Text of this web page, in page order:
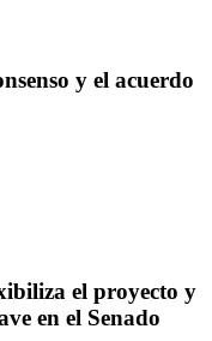
y el acuerdo
el proyecto y
en el Senado